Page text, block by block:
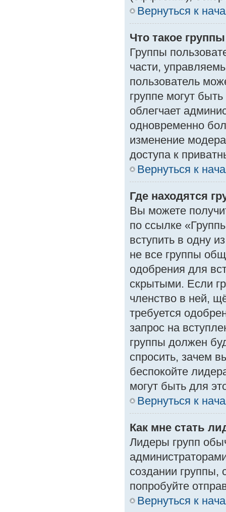
Вернуться к
Что такое
Группы
части,
пользователь
группе могут
облегчает
одновременно
изменение
доступа к
Вернуться к
Где находятся
Вы можете
по ссылке
вступить в одну
не все группы
одобрения для
скрытыми. Если
членство в ней,
требуется
запрос на
группы должен
спросить, зачем
беспокойте
могут быть для
Вернуться к
Как мне стать
Лидеры групп
создании группы,
попробуйте
Вернуться к